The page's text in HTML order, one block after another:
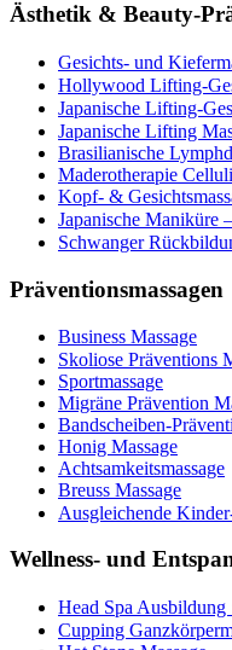
Ästhetik & Beauty-
Gesichts- und
Hollywood Lifting-
Japanische Lifting-
Japanische Lifting
Brasilianische
Maderotherapie
Kopf- &
Japanische Maniküre
Schwanger
Präventionsmassagen
Business Massage
Skoliose Präventions
Sportmassage
Migräne Prävention
Bandscheiben-
Honig Massage
Achtsamkeitsmassage
Breuss Massage
Ausgleichende
Wellness- und
Head Spa
Cupping